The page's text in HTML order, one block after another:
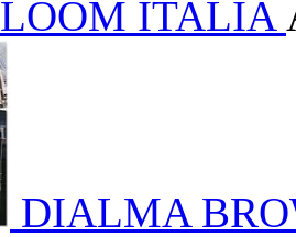
LOOM ITALIA
DIALMA